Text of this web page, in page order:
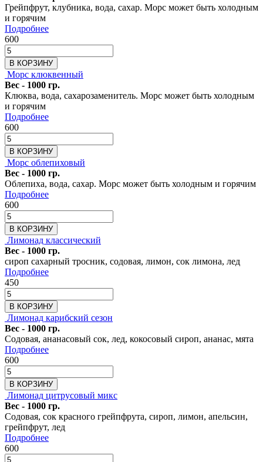
Грейпфрут, клубника, вода, сахар. Морс может быть холодным
и горячим
Подробнее
600
В КОРЗИНУ
Морс клюквенный
Вес - 1000 гр.
Клюква, вода, сахарозаменитель. Морс может быть холодным
и горячим
Подробнее
600
В КОРЗИНУ
Морс облепиховый
Вес - 1000 гр.
Облепиха, вода, сахар. Морс может быть холодным и горячим
Подробнее
600
В КОРЗИНУ
Лимонад классический
Вес - 1000 гр.
сироп сахарный тросник, содовая, лимон, сок лимона, лед
Подробнее
450
В КОРЗИНУ
Лимонад карибский сезон
Вес - 1000 гр.
Содовая, ананасовый сок, лед, кокосовый сироп, ананас, мята
Подробнее
600
В КОРЗИНУ
Лимонад цитрусовый микс
Вес - 1000 гр.
Содовая, сок красного грейпфрута, сироп, лимон, апельсин,
грейпфрут, лед
Подробнее
600